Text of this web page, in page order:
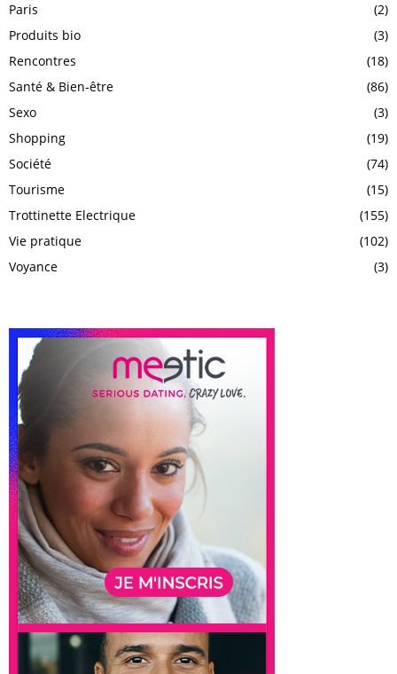
Paris
(2)
Produits bio
(3)
Rencontres
(18)
Santé & Bien-être
(86)
Sexo
(3)
Shopping
(19)
Société
(74)
Tourisme
(15)
Trottinette Electrique
(155)
Vie pratique
(102)
Voyance
(3)